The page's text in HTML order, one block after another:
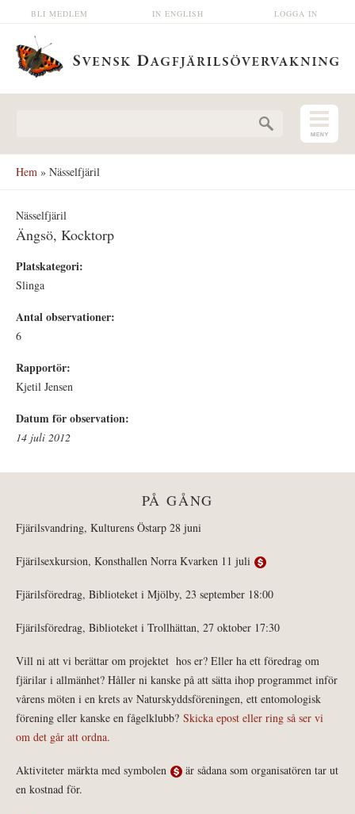
Hoppa till huvudinnehåll LOGGA IN
IN ENGLISH
BLI MEDLEM
Hem » Nässelfjäril
Nässelfjäril
Ängsö, Kocktorp
Platskategori:
Slinga
Antal observationer:
6
Rapportör:
Kjetil Jensen
Datum för observation:
14 juli 2012
PÅ GÅNG
Fjärilsvandring, Kulturens Östarp 28 juni
Fjärilsexkursion, Konsthallen Norra Kvarken 11 juli
Fjärilsföredrag, Biblioteket i Mjölby, 23 september 18:00
Fjärilsföredrag, Biblioteket i Trollhättan, 27 oktober 17:30
Vill ni att vi berättar om projektet hos er? Eller ha ett föredrag om
fjärilar i allmänhet? Håller ni kanske på att sätta ihop programmet inför
vårens möten i en krets av Naturskyddsföreningen, ett entomologisk
förening eller kanske en fågelklubb? Skicka epost eller ring så ser vi
om det går att ordna.
Aktiviteter märkta med symbolen
är sådana som organisatören tar ut
en kostnad för.